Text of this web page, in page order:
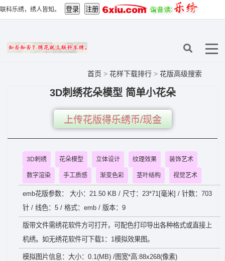
联科乐绣，绣人皆知。
首页 > 花样下载排行 > 花版高级搜索
3D刺绣花朵模型 简单小花朵
上传花版得乐绣币/现金
3D刺绣 花朵模型 立体设计 纹理效果 装饰艺术
数字渲染 手工质感 渐变色彩 茎叶结构 视觉艺术
emb花版参数： 大小：21.50 KB / 尺寸：23*71[毫米] / 针数：703
针 / 线色：5 / 格式：emb / 版本：9
版带文件需绣花软件方可打开，可配色打印导出各种格式或直接上
机绣。如无绣花软件可下载1：1模拟效果图。
模拟图片信息：大小：0.1(MB) /图宽*高:88x268(像素)